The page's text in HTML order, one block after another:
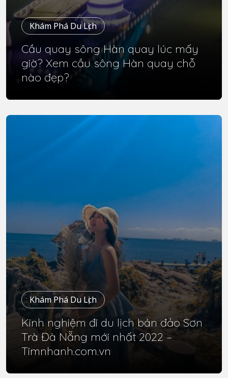
Khám Phá Du Lịch
Cầu quay sông Hàn quay lúc mấy
giờ? Xem cầu sông Hàn quay chỗ
nào đẹp?
Khám Phá Du Lịch
Kinh nghiệm đi du lịch bán đảo Sơn
Trà Đà Nẵng mới nhất 2022 –
Timnhanh.com.vn